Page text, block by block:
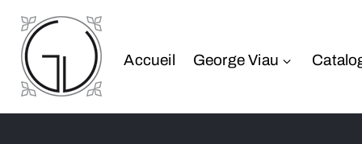
Accueil George Viau